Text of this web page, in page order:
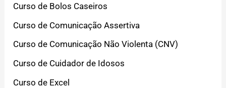
Curso de Bolos Caseiros
Curso de Comunicação Assertiva
Curso de Comunicação Não Violenta (CNV)
Curso de Cuidador de Idosos
Curso de Excel